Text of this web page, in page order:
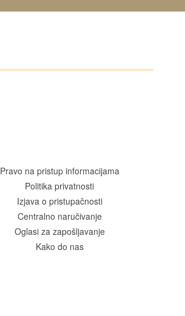
Pravo na pristup informacijama
Politika privatnosti
Izjava o pristupačnosti
Centralno naručivanje
Oglasi za zapošljavanje
Kako do nas